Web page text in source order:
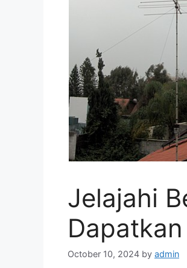
Jelajahi
October 10, 2024 by admin